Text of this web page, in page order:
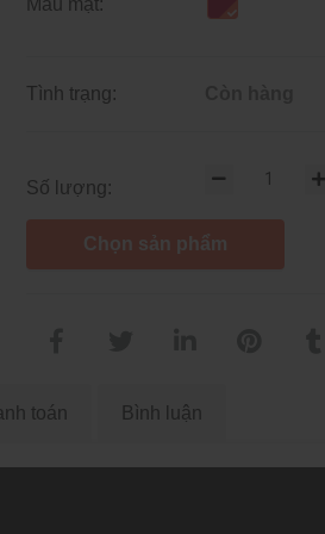
Màu mặt:
Tình trạng:
Số lượng:
Chọn sản phẩm
toán Bình luận